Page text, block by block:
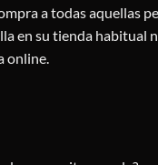
a todas aquellas
en su tienda habitual
online.